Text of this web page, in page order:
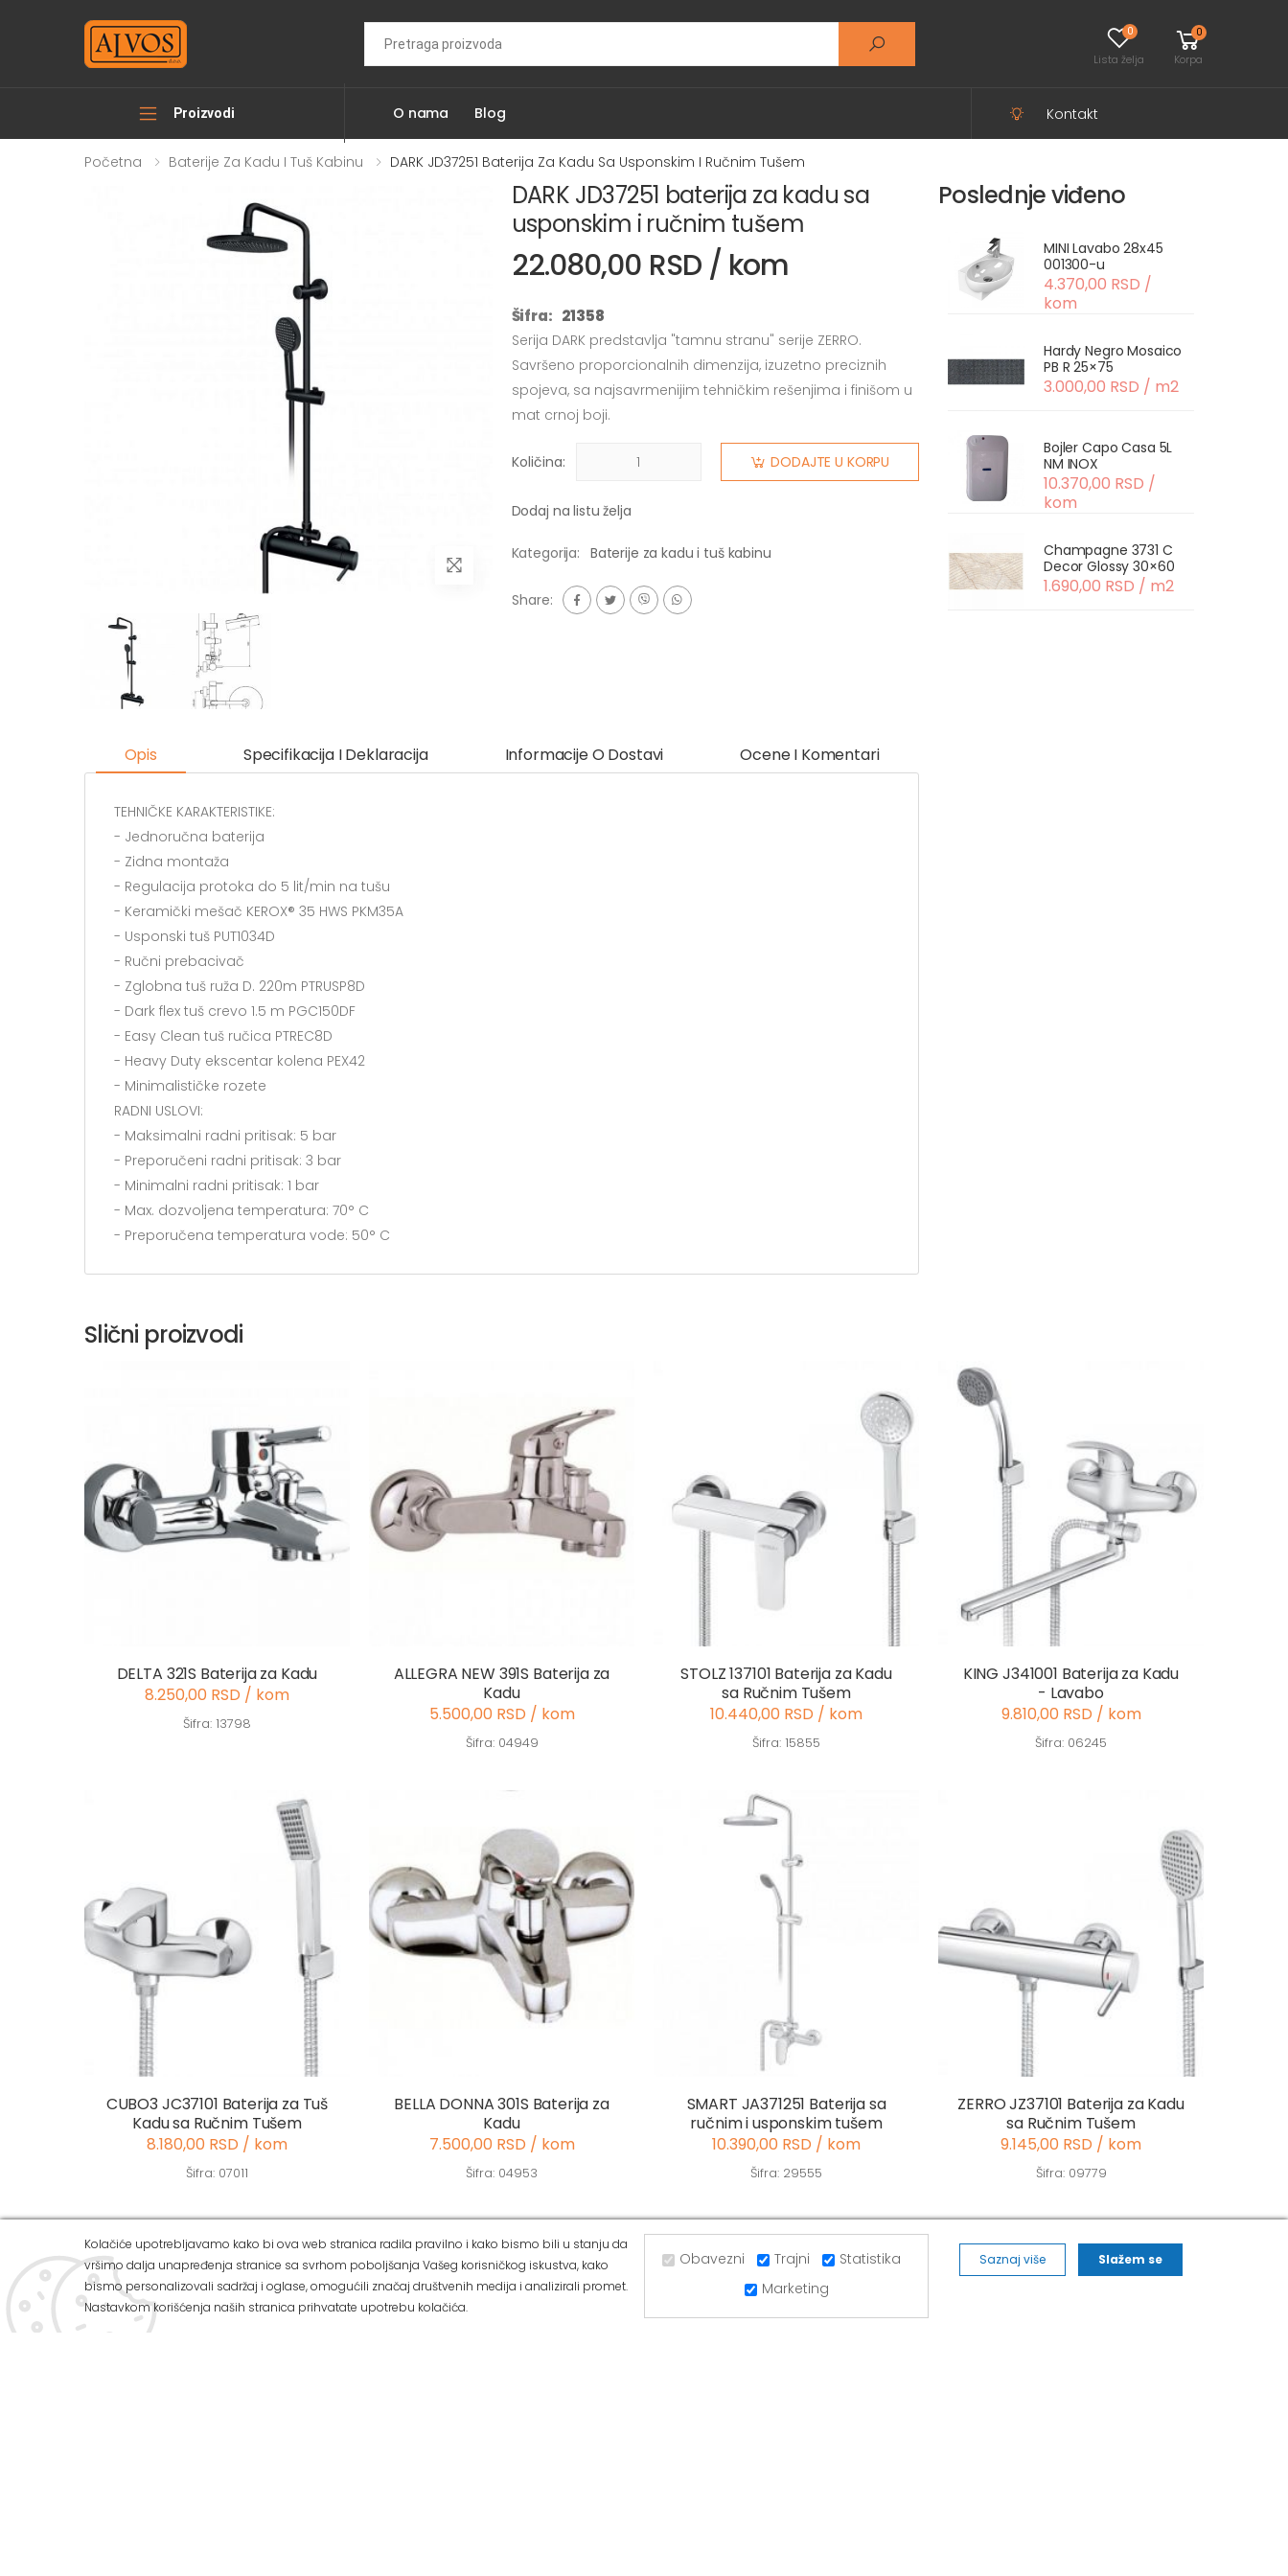
0
Lista želja
0
Korpa
Proizvodi O nama Blog Kontakt
Početna Baterije Za Kadu I Tuš Kabinu DARK JD37251 Baterija Za Kadu Sa Usponskim I Ručnim Tušem
DARK JD37251 baterija za kadu sa
usponskim i ručnim tušem
22.080,00 RSD / kom
Šifra: 21358
Serija DARK predstavlja "tamnu stranu" serije ZERRO.
Savršeno proporcionalnih dimenzija, izuzetno preciznih
spojeva, sa najsavrmenijim tehničkim rešenjima i finišom u
mat crnoj boji.
Količina: DODAJTE U KORPU
Dodaj na listu želja
Kategorija: Baterije za kadu i tuš kabinu
Share:
Opis Specifikacija I Deklaracija Informacije O Dostavi Ocene I Komentari
TEHNIČKE KARAKTERISTIKE:
- Jednoručna baterija
- Zidna montaža
- Regulacija protoka do 5 lit/min na tušu
- Keramički mešač KEROX® 35 HWS PKM35A
- Usponski tuš PUT1034D
- Ručni prebacivač
- Zglobna tuš ruža D. 220m PTRUSP8D
- Dark flex tuš crevo 1.5 m PGC150DF
- Easy Clean tuš ručica PTREC8D
- Heavy Duty ekscentar kolena PEX42
- Minimalističke rozete
RADNI USLOVI:
- Maksimalni radni pritisak: 5 bar
- Preporučeni radni pritisak: 3 bar
- Minimalni radni pritisak: 1 bar
- Max. dozvoljena temperatura: 70° C
- Preporučena temperatura vode: 50° C
Poslednje viđeno
MINI Lavabo 28x45
001300-u
4.370,00 RSD /
kom
Hardy Negro Mosaico
PB R 25×75
3.000,00 RSD / m2
Bojler Capo Casa 5L
NM INOX
10.370,00 RSD /
kom
Champagne 3731 C
Decor Glossy 30×60
1.690,00 RSD / m2
Slični proizvodi
DELTA 321S Baterija za Kadu
8.250,00 RSD / kom
Šifra: 13798
ALLEGRA NEW 391S Baterija za
Kadu
5.500,00 RSD / kom
Šifra: 04949
STOLZ 137101 Baterija za Kadu
sa Ručnim Tušem
10.440,00 RSD / kom
Šifra: 15855
KING J341001 Baterija za Kadu
- Lavabo
9.810,00 RSD / kom
Šifra: 06245
CUBO3 JC37101 Baterija za Tuš
Kadu sa Ručnim Tušem
8.180,00 RSD / kom
Šifra: 07011
BELLA DONNA 301S Baterija za
Kadu
7.500,00 RSD / kom
Šifra: 04953
SMART JA371251 Baterija sa
ručnim i usponskim tušem
10.390,00 RSD / kom
Šifra: 29555
ZERRO JZ37101 Baterija za Kadu
sa Ručnim Tušem
9.145,00 RSD / kom
Šifra: 09779
ALVOS UGRINOVCI
Ul Zemunska 281a, 11277 Ugrinovci
ALVOS BATAJNICA ALVOS NOVA PAZOVA
Kolačiće upotrebljavamo kako bi ova web stranica radila pravilno i kako bismo bili u stanju da
vršimo dalja unapređenja stranice sa svrhom poboljšanja Vašeg korisničkog iskustva, kako
bismo personalizovali sadržaj i oglase, omogućili značaj društvenih medija i analizirali promet.
Nastavkom korišćenja naših stranica prihvatate upotrebu kolačića.
Obavezni Trajni
Statistika
Marketing
Saznaj više Slažem se